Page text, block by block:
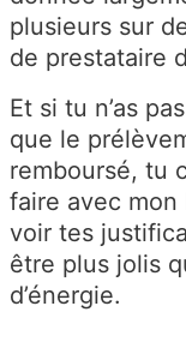
plusieurs sur
de prestataire
Et si tu n’as
que le
remboursé, tu
faire avec mon
voir tes
être plus jolis
d’énergie.